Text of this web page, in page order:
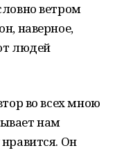
ветром
наверное,
людей
во всех мною
нам
Он